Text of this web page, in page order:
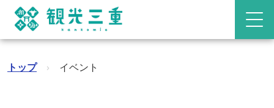
トップ › イベント